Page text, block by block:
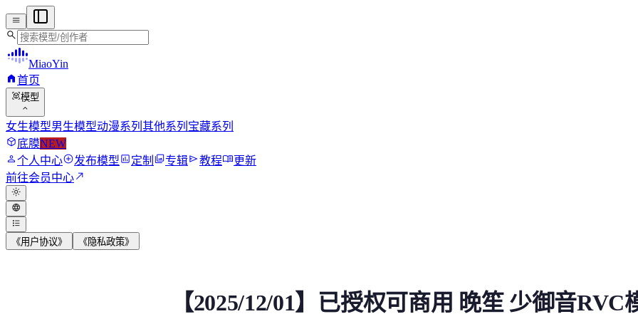
menu
search
MiaoYin
home首页
view_in_ar模型
expand_more
女生模型男生模型动漫系列 其他系列 宝藏系列
deployed_code底膜NEW
person个人中心add_circle发布模型assessment定制 photo_library专辑send教程menu_book更新
前往会员中心north_east
light_mode
language
format_list_bulleted
《用户协议》 《隐私政策》
请注意V3版本为Cn_hubert版，请严格按：https:...
【2025/12/01】已授权可商用 晚笙 少御音RVC